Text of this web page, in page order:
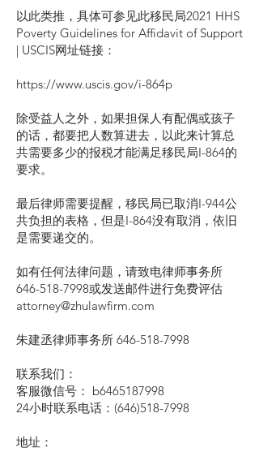
以此类推，具体可参见此移民局2021 HHS
Poverty Guidelines for Affidavit of Support
| USCIS网址链接：
https://www.uscis.gov/i-864p
除受益人之外，如果担保人有配偶或孩子
的话，都要把人数算进去，以此来计算总
共需要多少的报税才能满足移民局I-864的
要求。
最后律师需要提醒，移民局已取消I-944公
共负担的表格，但是I-864没有取消，依旧
是需要递交的。
如有任何法律问题，请致电律师事务所
646-518-7998或发送邮件进行免费评估
attorney@zhulawfirm.com
朱建丞律师事务所 646-518-7998
联系我们：
客服微信号： b6465187998
24小时联系电话：(646)518-7998
地址：